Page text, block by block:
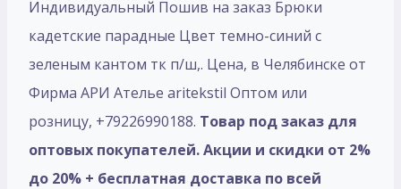
Индивидуальный Пошив на заказ Брюки
кадетские парадные Цвет темно-синий с
зеленым кантом тк п/ш,. Цена, в Челябинске от
Фирма АРИ Ателье aritekstil Оптом или
розницу, +79226990188. Товар под заказ для
оптовых покупателей. Акции и скидки от 2%
до 20% + бесплатная доставка по всей